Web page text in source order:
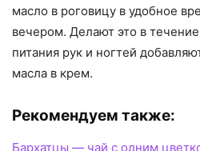
масло в роговицу в удобное
вечером. Делают это в
питания рук и ногтей
масла в крем.
Рекомендуем также:
Бархатцы — чай с одним